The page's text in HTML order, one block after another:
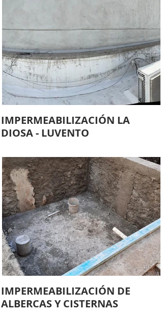
IMPERMEABILIZACIÓN LA
DIOSA - LUVENTO
IMPERMEABILIZACIÓN DE
ALBERCAS Y CISTERNAS